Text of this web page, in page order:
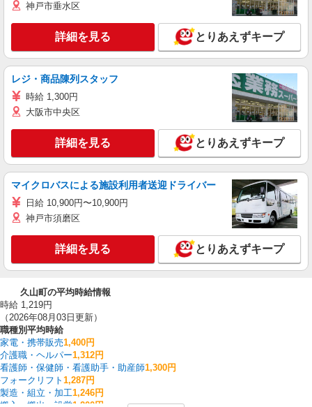
神戸市垂水区
詳細を見る とりあえずキープ
レジ・商品陳列スタッフ
時給 1,300円
大阪市中央区
詳細を見る とりあえずキープ
マイクロバスによる施設利用者送迎ドライバー
日給 10,900円〜10,900円
神戸市須磨区
詳細を見る とりあえずキープ
久山町の平均時給情報
時給 1,219円
（2026年08月03日更新）
職種別平均時給
家電・携帯販売1,400円
介護職・ヘルパー1,312円
看護師・保健師・看護助手・助産師1,300円
フォークリフト 1,287円
製造・組立・加工1,246円